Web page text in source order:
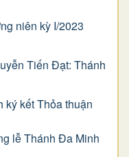
niên kỳ I/2023
Tiến Đạt: Thánh
ký kết Thỏa thuận
lễ Thánh Đa Minh